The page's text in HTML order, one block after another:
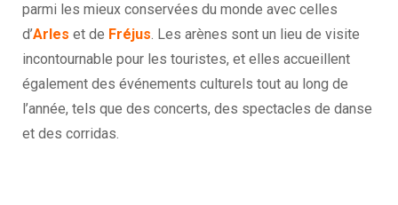
parmi les mieux conservées du monde avec celles
d’Arles et de Fréjus. Les arènes sont un lieu de visite
incontournable pour les touristes, et elles accueillent
également des événements culturels tout au long de
l’année, tels que des concerts, des spectacles de danse
et des corridas.